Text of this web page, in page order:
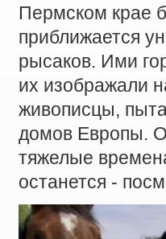
Пермском крае
приближается
рысаков. Ими
их изображали
живописцы,
домов Европы.
тяжелые
останется -